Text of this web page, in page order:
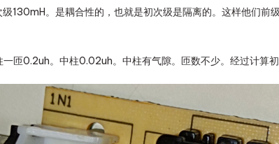
级130mH。是耦合性的，也就是初次级是隔离的。这样他们前
一匝0.2uh。中柱0.02uh。中柱有气隙。匝数不少。经过计算初